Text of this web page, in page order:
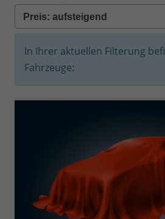
In Ihrer aktuellen Filterung
Fahrzeuge: